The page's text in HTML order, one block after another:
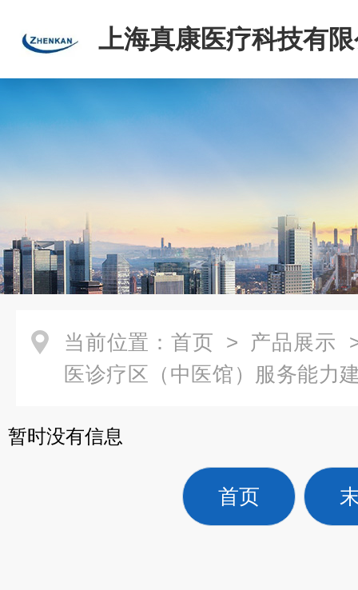
上海真康医疗科技有
当前位置： 首页 > 产品展示
医诊疗区（中医馆）服务能力
暂时没有信息
首页